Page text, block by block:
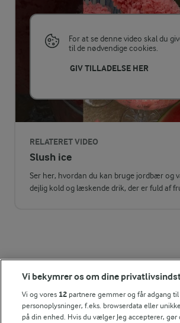
220 kJ / 52 kcal
Energifordeling
ENERGI PR 100 G
Fiber:
0,7 g
Fedt:
0,1 g
Kulhydrat:
11,7 g
For at se denne video skal du
til de nødvendige cookies.
GIV TILLADELSE HER
RELATERET VIDEO
Slush ice
Ser her, hvordan du kan bruge jordbær og
dejlig kold og læskende drik, der er fuld af
Andre gode forslag
Vi bekymrer os om dine
Vi og vores 12 partnere gemmer og får adgang til
personoplysninger, f.eks. browserdata eller
på din enhed. Hvis du vælger Jeg accepterer,